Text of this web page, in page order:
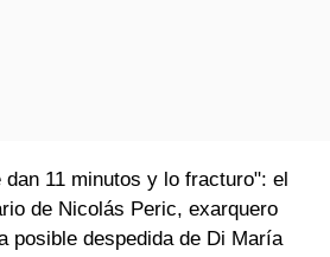
dan 11 minutos y lo fracturo": el
de Nicolás Peric, exarquero
posible despedida de Di María